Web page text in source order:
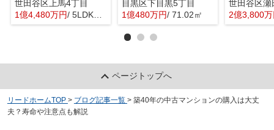
世田谷区上馬4丁目
1億4,480万円/ 5LDK＋1S(納戸)
目黒区下目黒5丁目
1億480万円/ 71.02㎡
世田谷区瀬
2億3,800
ページトップへ
リードホームTOP > ブログ記事一覧 > 築40年の中古マンションの購入は大丈
夫？寿命や注意点も解説